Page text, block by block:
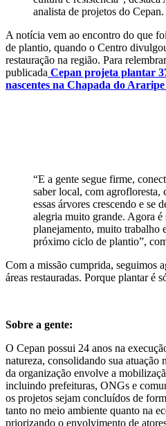
analista de projetos do Cepan.
A notícia vem ao encontro do que
de plantio, quando o Centro
restauração na região. Para
publicada Cepan projeta plantar
nascentes na Chapada do
“E a gente segue firme,
saber local, com agrofloresta,
essas árvores crescendo e se
alegria muito grande. Agora é
planejamento, muito trabalho
próximo ciclo de plantio”,
Com a missão cumprida, seguimos
áreas restauradas. Porque plantar é
Sobre a gente:
O Cepan possui 24 anos na
natureza, consolidando sua
da organização envolve a
incluindo prefeituras, ONGs e
os projetos sejam concluídos de
tanto no meio ambiente quanto na
priorizando o envolvimento de